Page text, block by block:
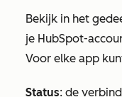
Bekijk in het
je HubSpot-
Voor elke app
Status: de